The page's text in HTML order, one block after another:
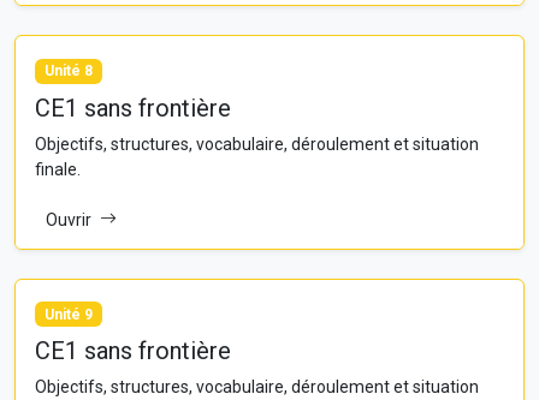
Unité 8
CE1 sans frontière
Objectifs, structures, vocabulaire, déroulement et situation
finale.
Ouvrir
Unité 9
CE1 sans frontière
Objectifs, structures, vocabulaire, déroulement et situation